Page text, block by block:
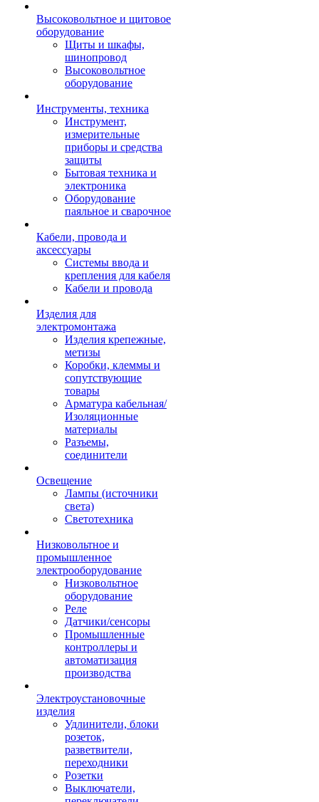
Высоковольтное и щитовое
оборудование
Щиты и шкафы,
шинопровод
Высоковольтное
оборудование
Инструменты, техника
Инструмент,
измерительные
приборы и средства
защиты
Бытовая техника и
электроника
Оборудование
паяльное и сварочное
Кабели, провода и
аксессуары
Системы ввода и
крепления для кабеля
Кабели и провода
Изделия для
электромонтажа
Изделия крепежные,
метизы
Коробки, клеммы и
сопутствующие
товары
Арматура кабельная/
Изоляционные
материалы
Разъемы,
соединители
Освещение
Лампы (источники
света)
Светотехника
Низковольтное и
промышленное
электрооборудование
Низковольтное
оборудование
Реле
Датчики/сенсоры
Промышленные
контроллеры и
автоматизация
производства
Электроустановочные
изделия
Удлинители, блоки
розеток,
разветвители,
переходники
Розетки
Выключатели,